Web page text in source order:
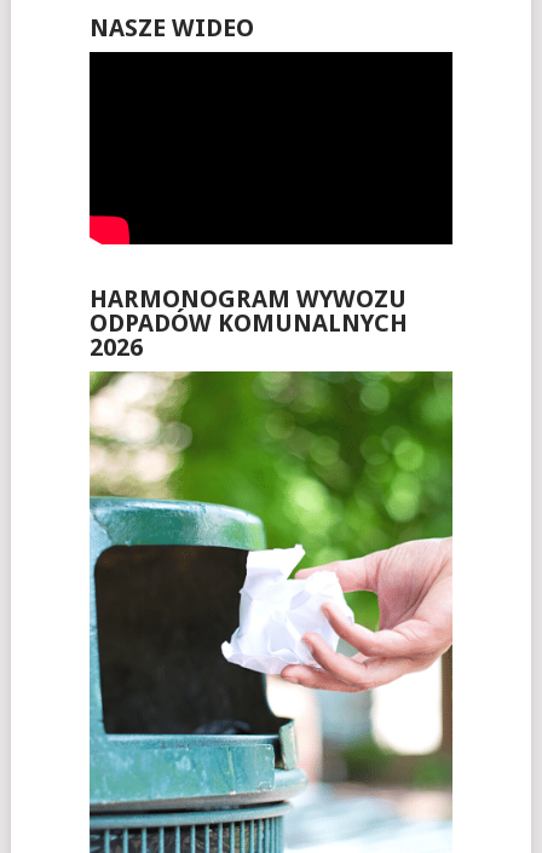
NASZE WIDEO
HARMONOGRAM WYWOZU
ODPADÓW KOMUNALNYCH
2026